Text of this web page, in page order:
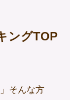
ングTOP
そんな方